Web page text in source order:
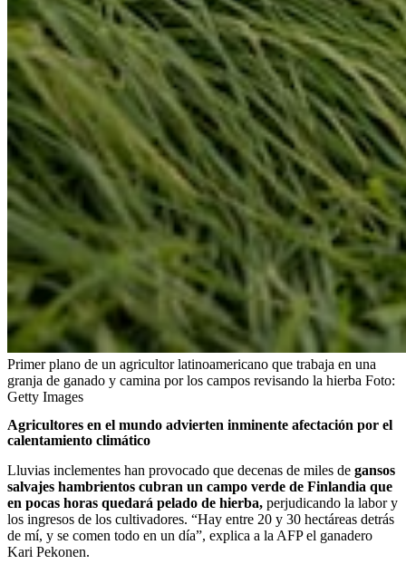
Primer plano de un agricultor latinoamericano que trabaja en una
granja de ganado y camina por los campos revisando la hierba Foto:
Getty Images
Agricultores en el mundo advierten inminente afectación por el
calentamiento climático
Lluvias inclementes han provocado que decenas de miles de gansos
salvajes hambrientos cubran un campo verde de Finlandia que
en pocas horas quedará pelado de hierba, perjudicando la labor y
los ingresos de los cultivadores. “Hay entre 20 y 30 hectáreas detrás
de mí, y se comen todo en un día”, explica a la AFP el ganadero
Kari Pekonen.